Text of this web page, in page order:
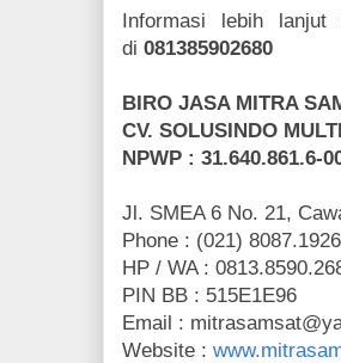
Informasi lebih lanjut
di 081385902680
BIRO JASA MITRA
CV. SOLUSINDO
NPWP : 31.640.861.6-
Jl. SMEA 6 No. 21,
Phone : (021) 8087.1926
HP / WA :
PIN BB : 515E1E96
Email :
Website :